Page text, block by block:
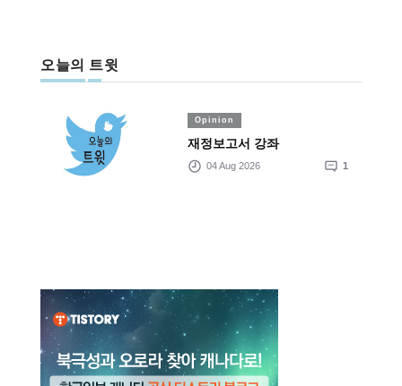
오늘의 트윗
Opinion
재정보고서 강좌
04 Aug 2026 1